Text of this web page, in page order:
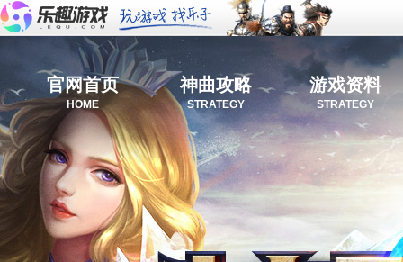
官网首页
HOME
神曲攻略
STRATEGY
游戏资料
STRATEGY